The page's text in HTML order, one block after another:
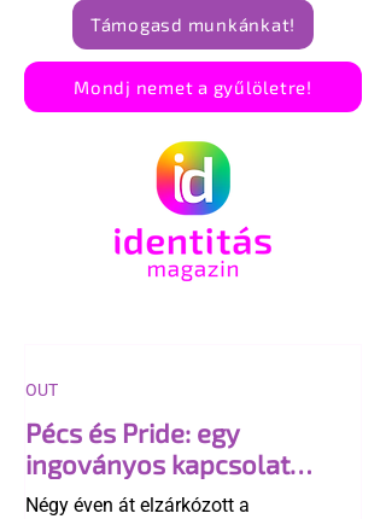
Támogasd munkánkat!
Mondj nemet a gyűlöletre!
Pécs és Pride: egy
ingoványos kapcsolat
története
Négy éven át elzárkózott a
OUT